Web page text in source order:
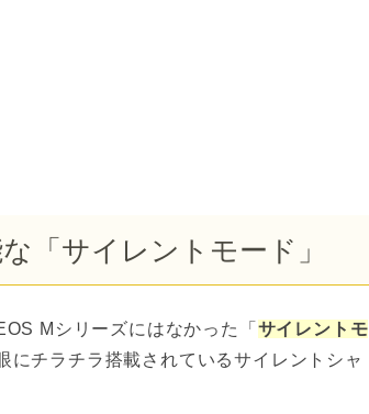
「サイレントモード」
Mシリーズにはなかった「 サイレントモ
にチラチラ搭載されているサイレントシャ